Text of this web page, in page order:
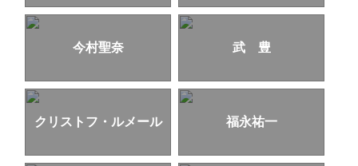
今村聖奈 武 豊
クリストフ・ルメール 福永祐一